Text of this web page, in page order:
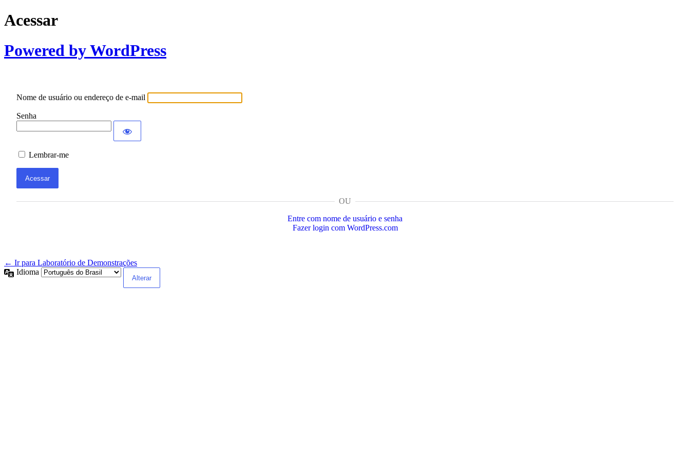
Acessar
Powered by WordPress
Nome de usuário ou endereço de e-mail
Senha
Lembrar-me
OU
Entre com nome de usuário e senha
Fazer login com WordPress.com
← Ir para Laboratório de Demonstrações
Idioma